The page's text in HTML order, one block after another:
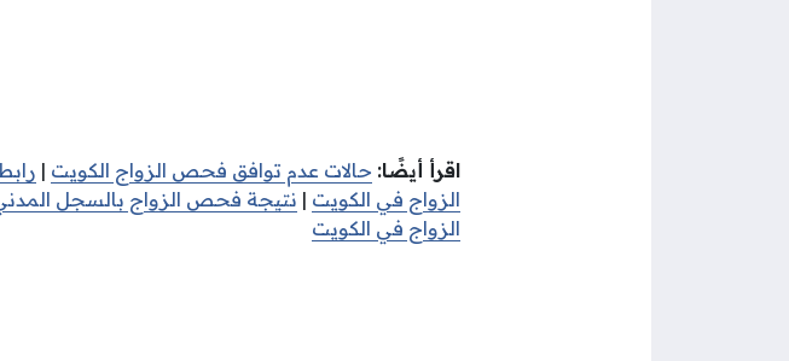
اقرأ أيضًا: حالات عدم توافق فحص الزواج الكويت |
الزواج في الكويت | نتيجة فحص الزواج بالسجل
الزواج في الكويت